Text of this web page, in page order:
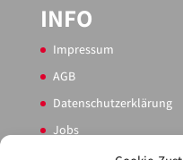
INFO
Impressum
AGB
Datenschutzerklärung
Jobs